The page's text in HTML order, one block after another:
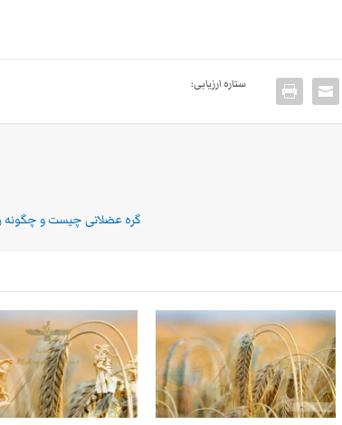
ستاره ارزیابی:
گره عضلانی چیست و